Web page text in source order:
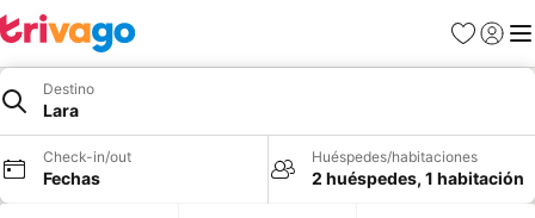
Favoritos
Iniciar
Destino
Lara
Check-in/out
Fechas
Huéspedes/habitaciones
2 huéspedes, 1 habitación